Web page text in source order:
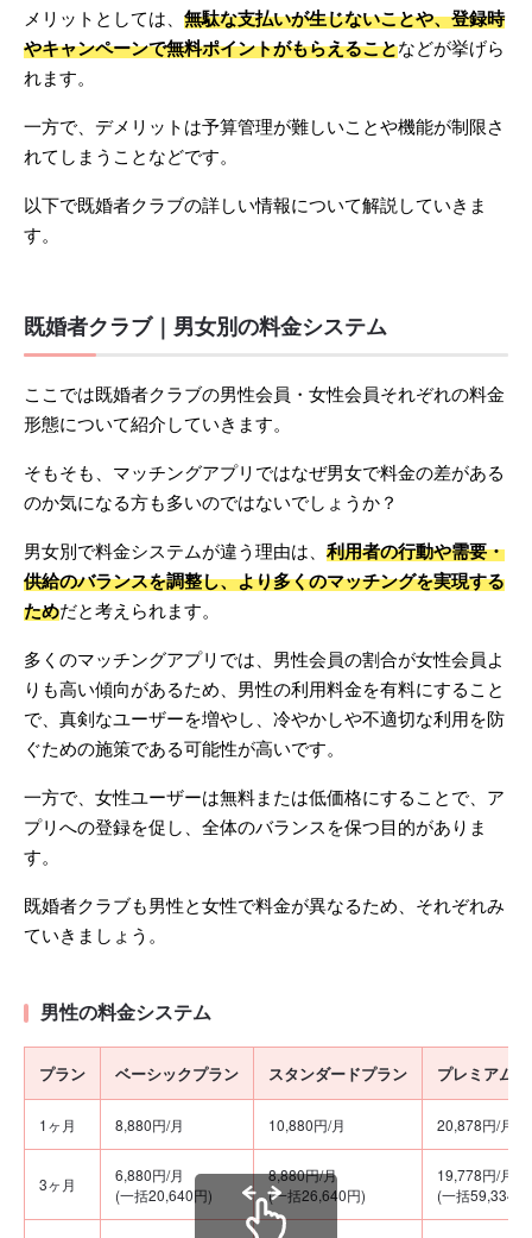
メリットとしては、 無駄な支払いが生じないことや、登録時
やキャンペーンで無料ポイントがもらえることなどが挙げら
れます。
一方で、デメリットは予算管理が難しいことや機能が制限さ
れてしまうことなどです。
以下で既婚者クラブの詳しい情報について解説していきま
す。
既婚者クラブ｜男女別の料金システム
ここでは既婚者クラブの男性会員・女性会員それぞれの料金
形態について紹介していきます。
そもそも、マッチングアプリではなぜ男女で料金の差がある
のか気になる方も多いのではないでしょうか？
男女別で料金システムが違う理由は、 利用者の行動や需要・
供給のバランスを調整し、より多くのマッチングを実現する
ためだと考えられます。
多くのマッチングアプリでは、男性会員の割合が女性会員よ
りも高い傾向があるため、男性の利用料金を有料にすること
で、真剣なユーザーを増やし、冷やかしや不適切な利用を防
ぐための施策である可能性が高いです。
一方で、女性ユーザーは無料または低価格にすることで、ア
プリへの登録を促し、全体のバランスを保つ目的がありま
す。
既婚者クラブも男性と女性で料金が異なるため、それぞれみ
ていきましょう。
男性の料金システム
プラン ベーシックプラン スタンダードプラン プレミアム
1ヶ月 8,880円/月 10,880円/月 20,878円/月
3ヶ月
6,880円/月
(一括20,640円)
8,880円/月
(一括26,640円)
19,778円/月
(一括59,334